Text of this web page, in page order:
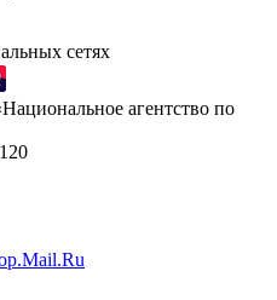
сетях
агентство по